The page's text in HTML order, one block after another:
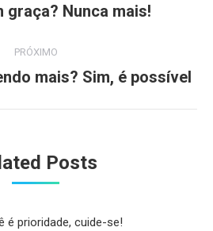
Post
graça? Nunca mais!
PRÓXIMO
Próximo
mais? Sim, é possível
Posts
é prioridade, cuide-se!